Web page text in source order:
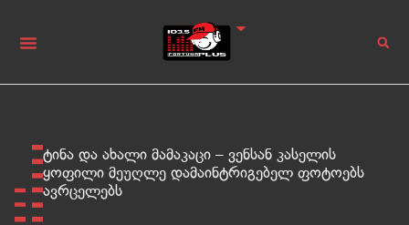
ტინა და ახალი მამაკაცი – ვენსან კასელის
ყოფილი მეუღლე დამაინტრიგებელ ფოტოებს
ავრცელებს